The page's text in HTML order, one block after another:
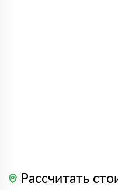
Рассчитать